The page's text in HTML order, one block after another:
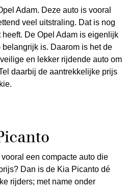
Adam. Deze auto is vooral
veel uitstraling. Dat is nog
De Opel Adam is eigenlijk
is. Daarom is het de
en lekker rijdende auto om
daarbij de aantrekkelijke prijs
een compacte auto die
Dan is de Kia Picanto dé
rijders; met name onder